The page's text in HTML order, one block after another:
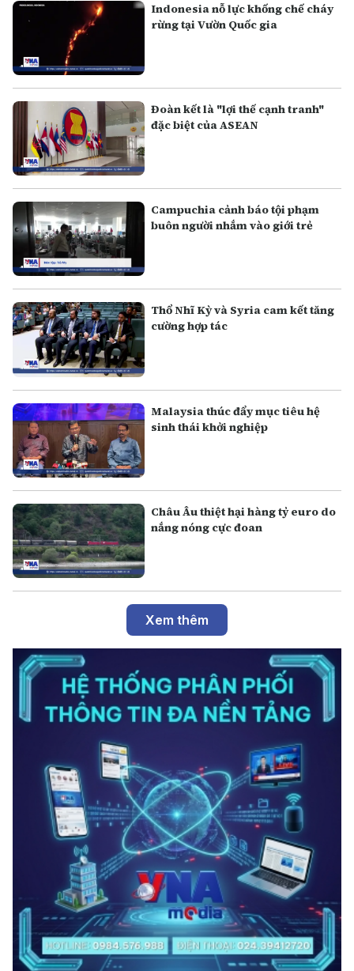
Indonesia nỗ lực khống chế cháy
rừng tại Vườn Quốc gia
Đoàn kết là "lợi thế cạnh tranh"
đặc biệt của ASEAN
Campuchia cảnh báo tội phạm
buôn người nhắm vào giới trẻ
Thổ Nhĩ Kỳ và Syria cam kết tăng
cường hợp tác
Malaysia thúc đẩy mục tiêu hệ
sinh thái khởi nghiệp
Châu Âu thiệt hại hàng tỷ euro do
nắng nóng cực đoan
Xem thêm